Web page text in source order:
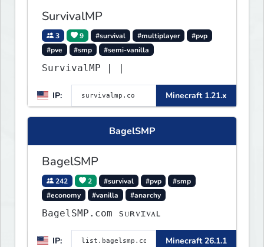
SurvivalMP
3 9 #survival #multiplayer
#pvp
#pve
#smp #semi-vanilla
SurvivalMP | |
IP: Minecraft 1.21.x
BagelSMP
BagelSMP
242 2 #survival #pvp
#smp
#economy
#vanilla #anarchy
BagelSMP.com ѕᴜʀᴠɪᴠᴀʟ
IP: Minecraft 26.1.1